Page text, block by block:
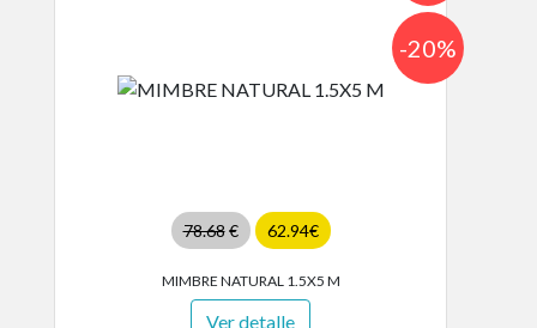
78.68€ 62.94€
-20%
MIMBRE NATURAL 1.5X5 M
Ver detalle